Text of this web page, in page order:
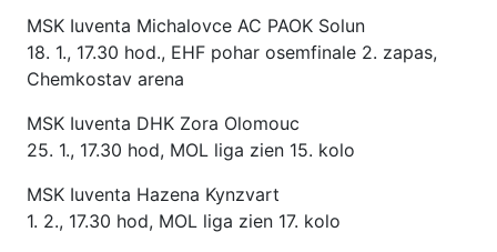
MSK Iuventa Michalovce AC PAOK Solun
18. 1., 17.30 hod., EHF pohar osemfinale 2. zapas,
Chemkostav arena
MSK Iuventa DHK Zora Olomouc
25. 1., 17.30 hod, MOL liga zien 15. kolo
MSK Iuventa Hazena Kynzvart
1. 2., 17.30 hod, MOL liga zien 17. kolo